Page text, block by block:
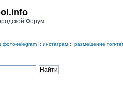
Форум
фото-telegram :: инстаграм :: размещение топ-